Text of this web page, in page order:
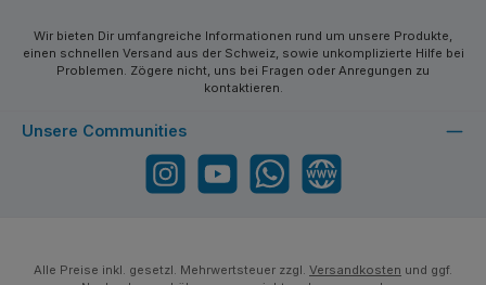
Wir bieten Dir umfangreiche Informationen rund um unsere Produkte,
einen schnellen Versand aus der Schweiz, sowie unkomplizierte Hilfe bei
Problemen. Zögere nicht, uns bei Fragen oder Anregungen zu
kontaktieren.
Unsere Communities
Instagram YouTube WhatsApp Website
Alle Preise inkl. gesetzl. Mehrwertsteuer zzgl. Versandkosten und ggf.